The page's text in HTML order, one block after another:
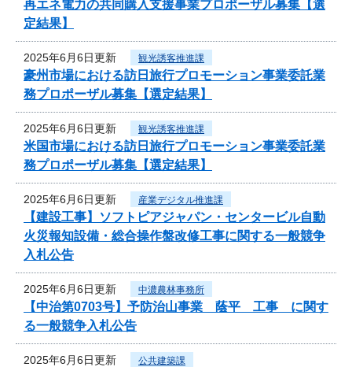
再エネ電力の共同購入支援事業プロポーザル募集【選
定結果】
2025年6月6日更新 観光誘客推進課
豪州市場における訪日旅行プロモーション事業委託業
務プロポーザル募集【選定結果】
2025年6月6日更新 観光誘客推進課
米国市場における訪日旅行プロモーション事業委託業
務プロポーザル募集【選定結果】
2025年6月6日更新 産業デジタル推進課
【建設工事】ソフトピアジャパン・センタービル自動
火災報知設備・総合操作盤改修工事に関する一般競争
入札公告
2025年6月6日更新 中濃農林事務所
【中治第0703号】予防治山事業 蔭平 工事 に関す
る一般競争入札公告
2025年6月6日更新 公共建築課